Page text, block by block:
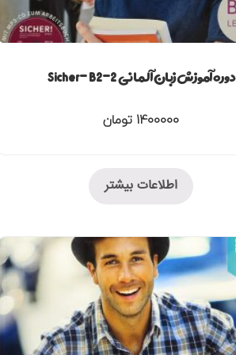
دوره آموزش زبان آلمانی Sicher- B2-2
1400000 تومان
اطلاعات بیشتر